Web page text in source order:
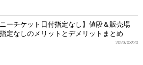
ニーチケット日付指定なし】値段＆販売場
定なしのメリットとデメリットまとめ
2023/03/20